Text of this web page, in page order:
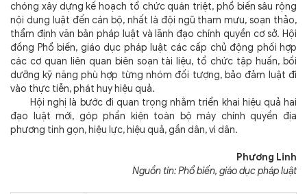
chóng xây dựng kế hoạch tổ chức quán triệt, phổ biến sâu rộng
nội dung luật đến cán bộ, nhất là đội ngũ tham mưu, soạn thảo,
thẩm định văn bản pháp luật và lãnh đạo chính quyền cơ sở. Hội
đồng Phổ biến, giáo dục pháp luật các cấp chủ động phối hợp
các cơ quan liên quan biên soạn tài liệu, tổ chức tập huấn, bồi
dưỡng kỹ năng phù hợp từng nhóm đối tượng, bảo đảm luật đi
vào thực tiễn, phát huy hiệu quả.
Hội nghị là bước đi quan trọng nhằm triển khai hiệu quả hai
đạo luật mới, góp phần kiện toàn bộ máy chính quyền địa
phương tinh gọn, hiệu lực, hiệu quả, gần dân, vì dân.
Phương Linh
Nguồn tin: Phổ biến, giáo dục pháp luật